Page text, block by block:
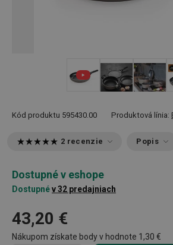
Kód produktu 595430.00 Produktová línia:
2 recenzie Popis
Dostupné v eshope
Dostupnév 32 predajniach
43,20 €
Nákupom získate body v hodnote 1,30 €